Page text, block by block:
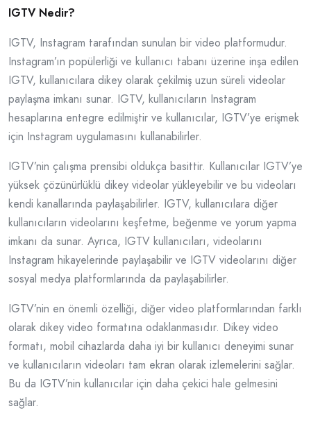
IGTV Nedir?
IGTV, Instagram tarafından sunulan bir video platformudur.
Instagram’ın popülerliği ve kullanıcı tabanı üzerine inşa edilen
IGTV, kullanıcılara dikey olarak çekilmiş uzun süreli videolar
paylaşma imkanı sunar. IGTV, kullanıcıların Instagram
hesaplarına entegre edilmiştir ve kullanıcılar, IGTV’ye erişmek
için Instagram uygulamasını kullanabilirler.
IGTV’nin çalışma prensibi oldukça basittir. Kullanıcılar IGTV’ye
yüksek çözünürlüklü dikey videolar yükleyebilir ve bu videoları
kendi kanallarında paylaşabilirler. IGTV, kullanıcılara diğer
kullanıcıların videolarını keşfetme, beğenme ve yorum yapma
imkanı da sunar. Ayrıca, IGTV kullanıcıları, videolarını
Instagram hikayelerinde paylaşabilir ve IGTV videolarını diğer
sosyal medya platformlarında da paylaşabilirler.
IGTV’nin en önemli özelliği, diğer video platformlarından farklı
olarak dikey video formatına odaklanmasıdır. Dikey video
formatı, mobil cihazlarda daha iyi bir kullanıcı deneyimi sunar
ve kullanıcıların videoları tam ekran olarak izlemelerini sağlar.
Bu da IGTV’nin kullanıcılar için daha çekici hale gelmesini
sağlar.